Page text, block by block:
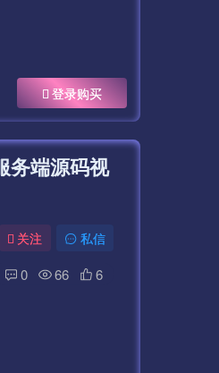
登录购买
务端源码视
关注 私信
0 66 6